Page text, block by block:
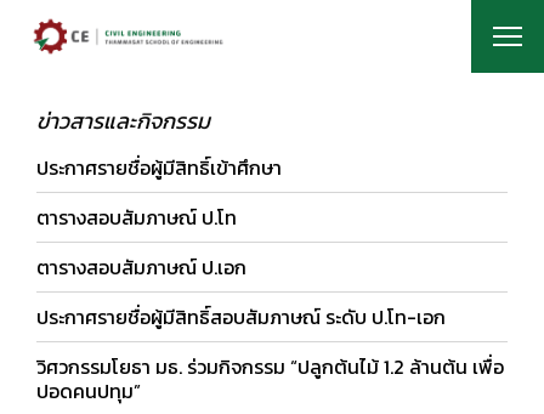
ข่าวสารและกิจกรรม
ประกาศรายชื่อผู้มีสิทธิ์เข้าศึกษา
ตารางสอบสัมภาษณ์ ป.โท
ตารางสอบสัมภาษณ์ ป.เอก
ประกาศรายชื่อผู้มีสิทธิ์สอบสัมภาษณ์ ระดับ ป.โท-เอก
วิศวกรรมโยธา มธ. ร่วมกิจกรรม “ปลูกต้นไม้ 1.2 ล้านต้น เพื่อ
ปอดคนปทุม”